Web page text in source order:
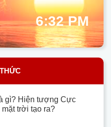
6:32 PM
gì? Hiện tượng Cực
trời tạo ra?